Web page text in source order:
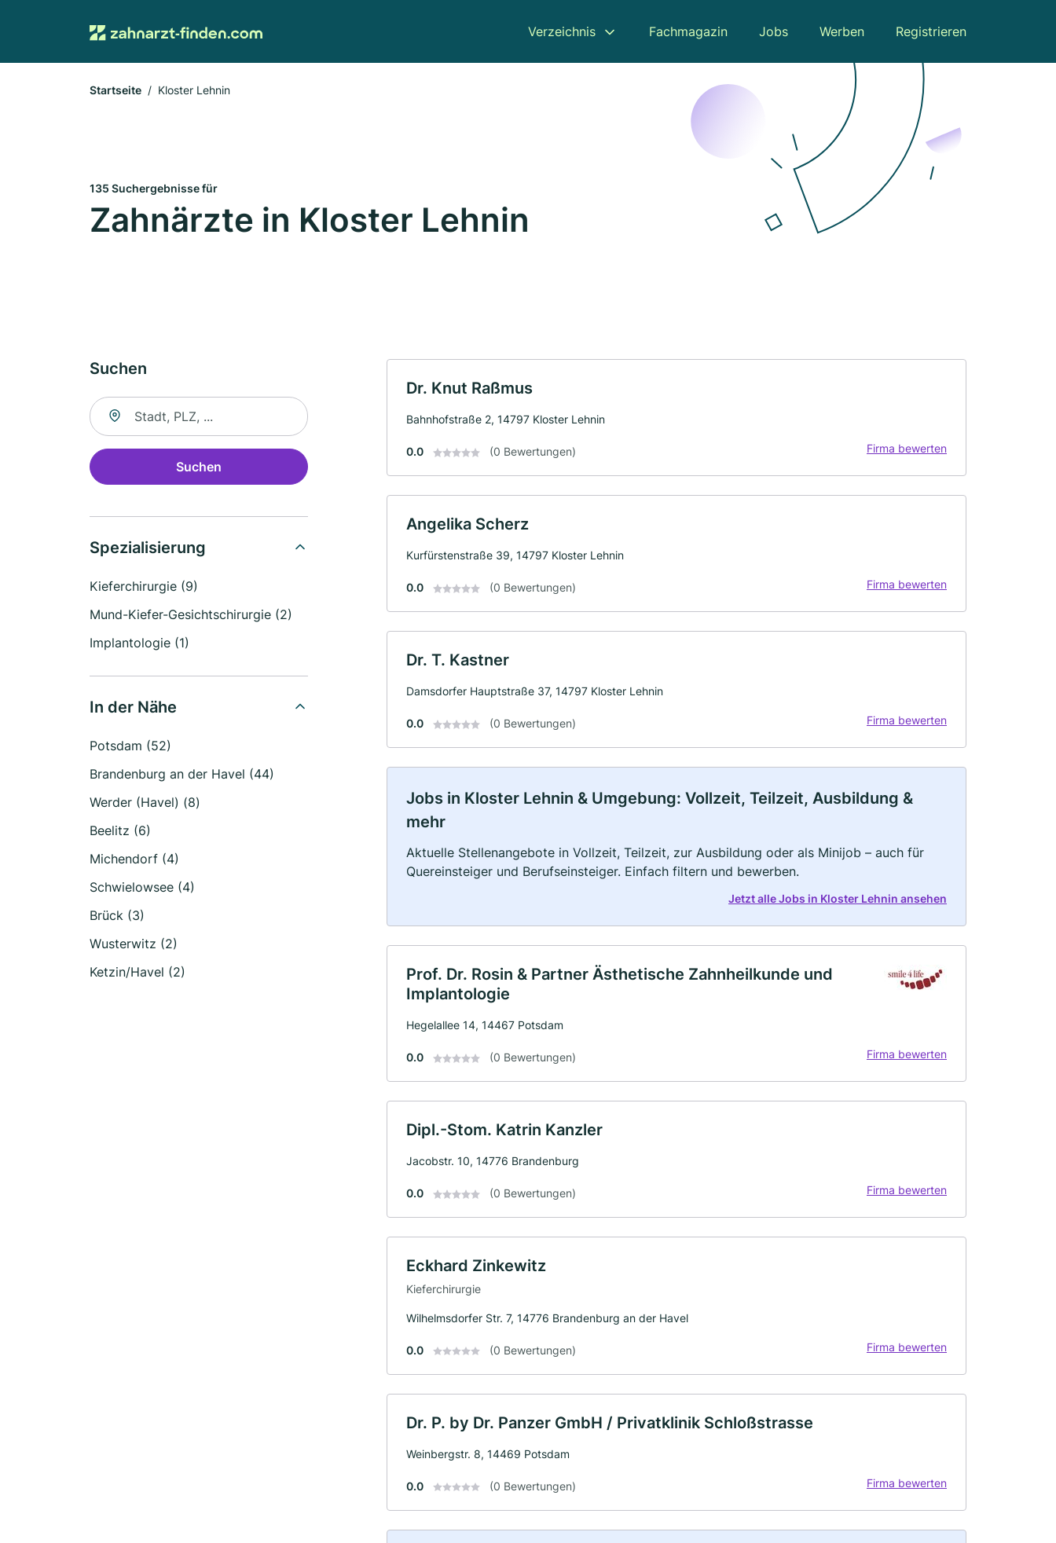
Verzeichnis Fachmagazin Jobs Werben Registrieren
Startseite Kloster Lehnin
135 Suchergebnisse für
Zahnärzte in Kloster Lehnin
Suchen
Suche nach Ort
Suchen
Spezialisierung
Kieferchirurgie (9)
Mund-Kiefer-Gesichtschirurgie (2)
Implantologie (1)
In der Nähe
Potsdam (52)
Brandenburg an der Havel (44)
Werder (Havel) (8)
Beelitz (6)
Michendorf (4)
Schwielowsee (4)
Brück (3)
Wusterwitz (2)
Ketzin/Havel (2)
Dr. Knut Raßmus
Bahnhofstraße 2, 14797 Kloster Lehnin
0.0 (0 Bewertungen) Firma bewerten
Angelika Scherz
Kurfürstenstraße 39, 14797 Kloster Lehnin
0.0 (0 Bewertungen) Firma bewerten
Dr. T. Kastner
Damsdorfer Hauptstraße 37, 14797 Kloster Lehnin
0.0 (0 Bewertungen) Firma bewerten
Jobs in Kloster Lehnin & Umgebung: Vollzeit, Teilzeit, Ausbildung &
mehr
Aktuelle Stellenangebote in Vollzeit, Teilzeit, zur Ausbildung oder als Minijob – auch für
Quereinsteiger und Berufseinsteiger. Einfach filtern und bewerben.
Jetzt alle Jobs in Kloster Lehnin ansehen
Prof. Dr. Rosin & Partner Ästhetische Zahnheilkunde und
Implantologie
Hegelallee 14, 14467 Potsdam
0.0 (0 Bewertungen) Firma bewerten
Dipl.-Stom. Katrin Kanzler
Jacobstr. 10, 14776 Brandenburg
0.0 (0 Bewertungen) Firma bewerten
Eckhard Zinkewitz
Kieferchirurgie
Wilhelmsdorfer Str. 7, 14776 Brandenburg an der Havel
0.0 (0 Bewertungen) Firma bewerten
Dr. P. by Dr. Panzer GmbH / Privatklinik Schloßstrasse
Weinbergstr. 8, 14469 Potsdam
0.0 (0 Bewertungen) Firma bewerten